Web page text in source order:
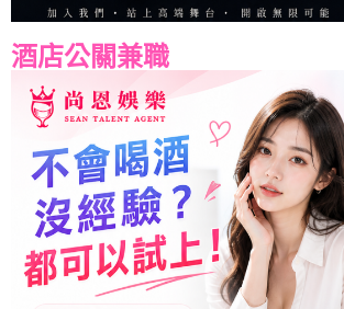
酒店公關兼職